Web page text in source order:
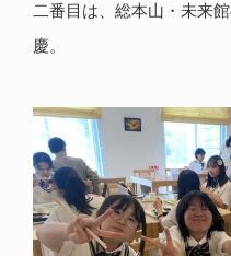
二番目は、総本山・未来
慶。